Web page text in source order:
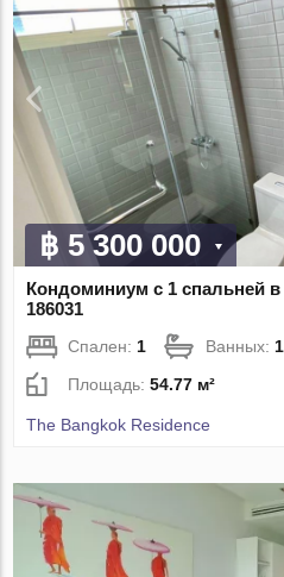
฿ 5 300 000
Кондоминиум с 1 спальней
186031
Спален: 1 Ванных: 1
Площадь:54.77 м²
The Bangkok Residence